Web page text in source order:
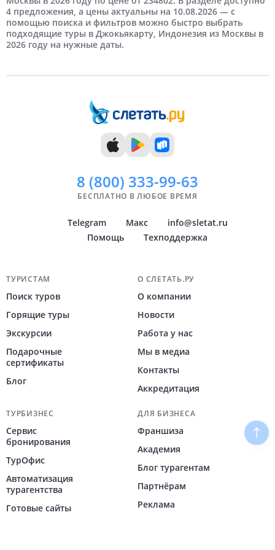
5 человек
7 дней 8 дней
9 дней 10 дней
14 дней
Май Июнь
Июль Август
Декабрь
Краснодар Самара
Челябинск Уфа
Сочи
Самые дорогие
4 предложения, а цены актуальны на 10.08.2026 — с
помощью поиска и фильтров можно быстро выбрать
подходящие туры в Джокьякарту, Индонезия из Москвы в
2026 году на нужные даты.
8 (800) 333-99-63
БЕСПЛАТНО В ЛЮБОЕ ВРЕМЯ
Telegram Макс
info@sletat.ru
Помощь
Техподдержка
Навигация по сайту
ТУРИСТАМ
Поиск туров
Горящие туры
Экскурсии
Подарочные
сертификаты
Блог
О СЛЕТАТЬ.РУ
О компании
Новости
Работа у нас
Мы в медиа
Контакты
Аккредитация
ТУРБИЗНЕС
Сервис
бронирования
ТурОфис
Автоматизация
турагентства
Готовые сайты
ДЛЯ БИЗНЕСА
Франшиза
Академия
Блог турагентам
Партнёрам
Реклама